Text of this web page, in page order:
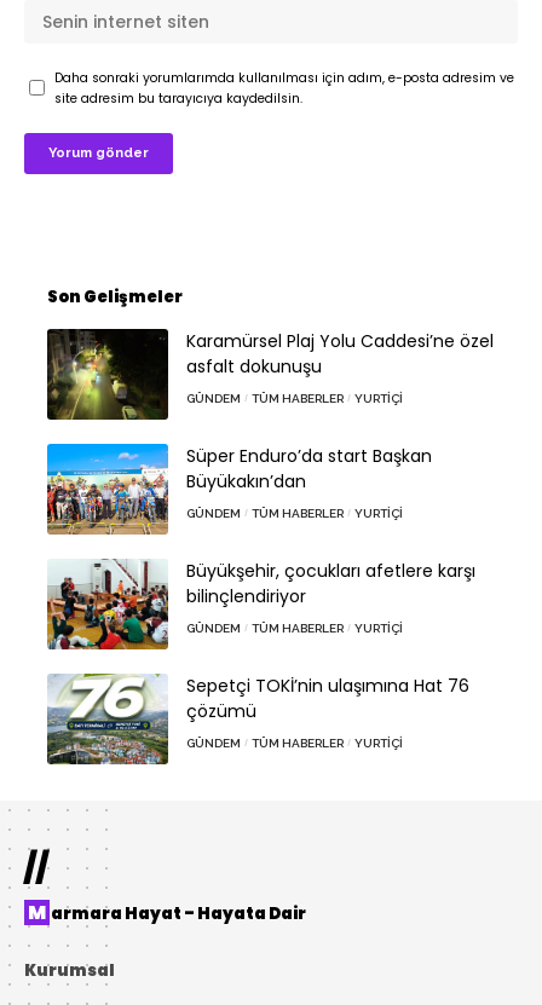
Daha sonraki yorumlarımda kullanılması için adım, e-posta adresim ve
site adresim bu tarayıcıya kaydedilsin.
Son Gelişmeler
Karamürsel Plaj Yolu Caddesi’ne özel
asfalt dokunuşu
GÜNDEM TÜM HABERLER YURTIÇI
Süper Enduro’da start Başkan
Büyükakın’dan
GÜNDEM TÜM HABERLER YURTIÇI
Büyükşehir, çocukları afetlere karşı
bilinçlendiriyor
GÜNDEM TÜM HABERLER YURTIÇI
Sepetçi TOKİ’nin ulaşımına Hat 76
çözümü
GÜNDEM TÜM HABERLER YURTIÇI
//
Marmara Hayat – Hayata Dair
Kurumsal